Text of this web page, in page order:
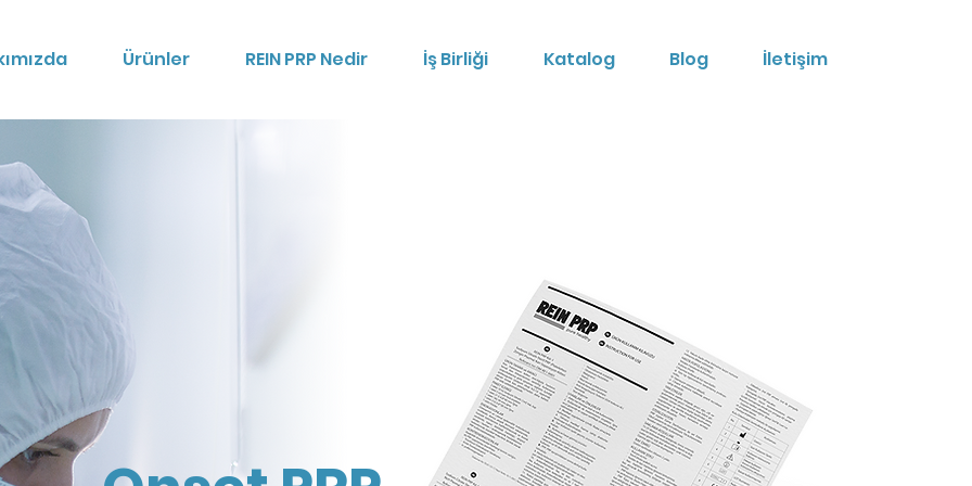
Ürünler REIN PRP Nedir İş Birliği Katalog Blog İletişim